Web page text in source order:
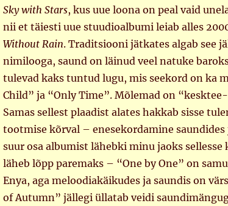
Sky with Stars, kus uue loona on peal vaid
nii et täiesti uue stuudioalbumi leiab alles
Without Rain. Traditsiooni jätkates algab see
nimilooga, saund on läinud veel natuke
tulevad kaks tuntud lugu, mis seekord on ka
Child” ja “Only Time”. Mõlemad on
Samas sellest plaadist alates hakkab sisse
tootmise kõrval – enesekordamine
suur osa albumist lähebki minu jaoks sellesse
läheb lõpp paremaks – “One by One” on
Enya, aga meloodiakäikudes ja saundis on
of Autumn” jällegi üllatab veidi